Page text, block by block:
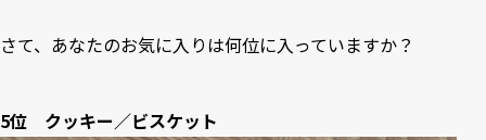
さて、あなたのお気に入りは何位に入っていますか？
5位 クッキー／ビスケット